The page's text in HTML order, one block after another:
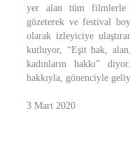
yer alan tüm filmlerle
gözeterek ve festival
olarak izleyiciye
kutluyor, “Eşit hak,
kadınların hakkı”
hakkıyla, gönenciyle
3 Mart 2020